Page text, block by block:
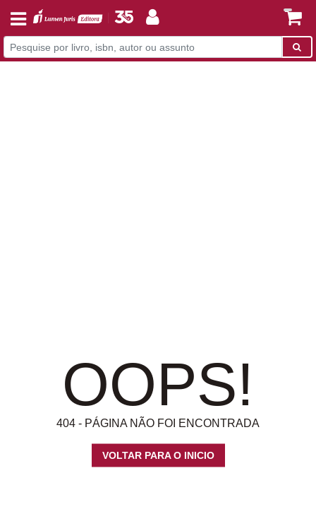
OOPS!
404 - PÁGINA NÃO FOI ENCONTRADA
VOLTAR PARA O INICIO